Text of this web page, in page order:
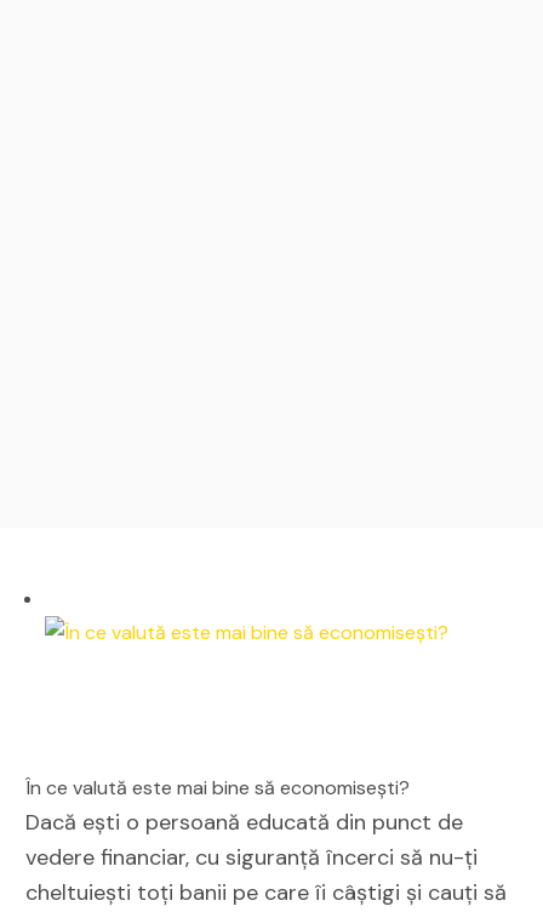
În ce valută este mai bine să economisești?
Dacă ești o persoană educată din punct de
vedere financiar, cu siguranță încerci să nu-ți
cheltuiești toți banii pe care îi câștigi și cauți să